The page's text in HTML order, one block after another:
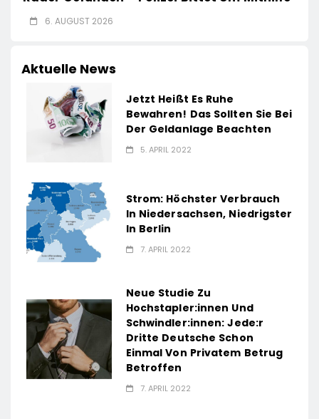
6. AUGUST 2026
Aktuelle News
Jetzt Heißt Es Ruhe
Bewahren! Das Sollten Sie Bei
Der Geldanlage Beachten
5. APRIL 2022
Strom: Höchster Verbrauch
In Niedersachsen, Niedrigster
In Berlin
7. APRIL 2022
Neue Studie Zu
Hochstapler:innen Und
Schwindler:innen: Jede:r
Dritte Deutsche Schon
Einmal Von Privatem Betrug
Betroffen
7. APRIL 2022